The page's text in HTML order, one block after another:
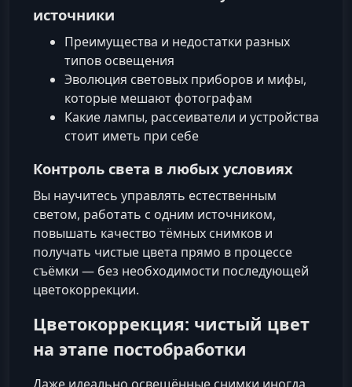
источники
Преимущества и недостатки разных
типов освещения
Эволюция световых приборов и мифы,
которые мешают фотографам
Какие лампы, рассеиватели и устройства
стоит иметь при себе
Контроль света в любых условиях
Вы научитесь управлять естественным
светом, работать с одним источником,
повышать качество тёмных снимков и
получать чистые цвета прямо в процессе
съёмки — без необходимости последующей
цветокоррекции.
Цветокоррекция: чистый цвет
на этапе постобработки